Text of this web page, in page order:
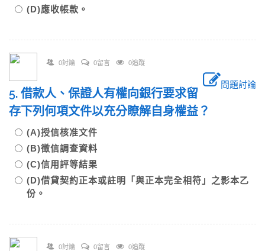
(D)應收帳款。
0討論 0留言 0追蹤
問題討論
5. 借款人、保證人有權向銀行要求留
存下列何項文件以充分瞭解自身權益？
(A)授信核准文件
(B)徵信調查資料
(C)信用評等結果
(D)借貸契約正本或註明「與正本完全相符」之影本乙
份。
0討論 0留言 0追蹤